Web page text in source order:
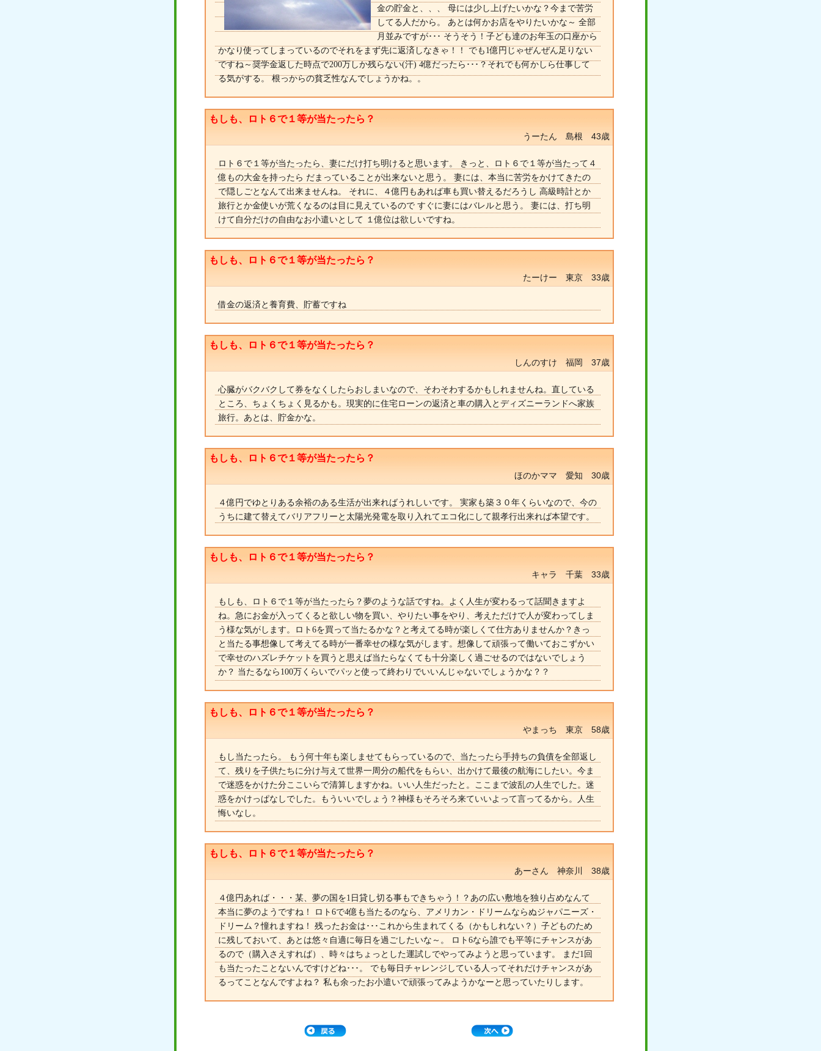
金の貯金と、、、 母には少し上げたいかな？今まで苦労
してる人だから。 あとは何かお店をやりたいかな～ 全部
月並みですが･･･ そうそう！子ども達のお年玉の口座から
かなり使ってしまっているのでそれをまず先に返済しなきゃ！！ でも1億円じゃぜんぜん足りない
ですね～奨学金返した時点で200万しか残らない(汗) 4億だったら･･･？それでも何かしら仕事して
る気がする。 根っからの貧乏性なんでしょうかね。。
もしも、ロト６で１等が当たったら？
うーたん 島根 43歳
ロト６で１等が当たったら、妻にだけ打ち明けると思います。 きっと、ロト６で１等が当たって４
億もの大金を持ったら だまっていることが出来ないと思う。 妻には、本当に苦労をかけてきたの
で隠しごとなんて出来ませんね。 それに、４億円もあれば車も買い替えるだろうし 高級時計とか
旅行とか金使いが荒くなるのは目に見えているので すぐに妻にはバレルと思う。 妻には、打ち明
けて自分だけの自由なお小遣いとして １億位は欲しいですね。
もしも、ロト６で１等が当たったら？
たーけー 東京 33歳
借金の返済と養育費、貯蓄ですね
もしも、ロト６で１等が当たったら？
しんのすけ 福岡 37歳
心臓がバクバクして券をなくしたらおしまいなので、そわそわするかもしれませんね。直している
ところ、ちょくちょく見るかも。現実的に住宅ローンの返済と車の購入とディズニーランドへ家族
旅行。あとは、貯金かな。
もしも、ロト６で１等が当たったら？
ほのかママ 愛知 30歳
４億円でゆとりある余裕のある生活が出来ればうれしいです。 実家も築３０年くらいなので、今の
うちに建て替えてバリアフリーと太陽光発電を取り入れてエコ化にして親孝行出来れば本望です。
もしも、ロト６で１等が当たったら？
キャラ 千葉 33歳
もしも、ロト６で１等が当たったら？夢のような話ですね。よく人生が変わるって話聞きますよ
ね。急にお金が入ってくると欲しい物を買い、やりたい事をやり、考えただけで人が変わってしま
う様な気がします。ロト6を買って当たるかな？と考えてる時が楽しくて仕方ありませんか？きっ
と当たる事想像して考えてる時が一番幸せの様な気がします。想像して頑張って働いておこずかい
で幸せのハズレチケットを買うと思えば当たらなくても十分楽しく過ごせるのではないでしょう
か？ 当たるなら100万くらいでパッと使って終わりでいいんじゃないでしょうかな？？
もしも、ロト６で１等が当たったら？
やまっち 東京 58歳
もし当たったら。 もう何十年も楽しませてもらっているので、当たったら手持ちの負債を全部返し
て、残りを子供たちに分け与えて世界一周分の船代をもらい、出かけて最後の航海にしたい。今ま
で迷惑をかけた分ここいらで清算しますかね。いい人生だったと。ここまで波乱の人生でした。迷
惑をかけっぱなしでした。もういいでしょう？神様もそろそろ来ていいよって言ってるから。人生
悔いなし。
もしも、ロト６で１等が当たったら？
あーさん 神奈川 38歳
４億円あれば・・・某、夢の国を1日貸し切る事もできちゃう！？あの広い敷地を独り占めなんて
本当に夢のようですね！ ロト6で4億も当たるのなら、アメリカン・ドリームならぬジャパニーズ・
ドリーム？憧れますね！ 残ったお金は･･･これから生まれてくる（かもしれない？）子どものため
に残しておいて、あとは悠々自適に毎日を過ごしたいな～。 ロト6なら誰でも平等にチャンスがあ
るので（購入さえすれば）、時々はちょっとした運試しでやってみようと思っています。 まだ1回
も当たったことないんですけどね･･･。 でも毎日チャレンジしている人ってそれだけチャンスがあ
るってことなんですよね？ 私も余ったお小遣いで頑張ってみようかなーと思っていたりします。